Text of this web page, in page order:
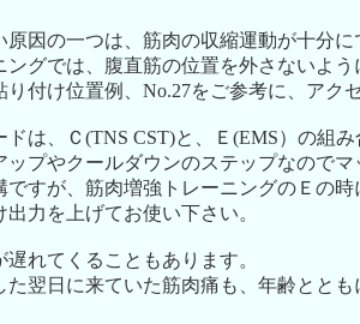
原因の一つは、筋肉の収縮運動が十分
ングでは、腹直筋の位置を外さないよ
り付け位置例、No.27をご参考に、アク
ドは、Ｃ(TNS CST)と、Ｅ(EMS）の組
ップやクールダウンのステップなので
ですが、筋肉増強トレーニングのＥの
力を上げてお使い下さい。
遅れてくることもあります。
た翌日に来ていた筋肉痛も、年齢とと